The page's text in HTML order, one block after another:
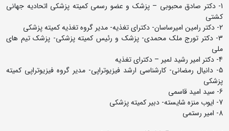
1- دکتر صادق محبوبی – پزشک و عضو رسمی کمیته پزشکی اتحادیه جهانی
کشتی
2- دکتر رامین امیرساسان- دکترای تغذیه- مدیر گروه تغذیه کمیته پزشکی
3- دکتر تورج ملک محمدی- پزشک و رئیس کمیته پزشکی- پزشک تیم های
ملی
4- دکتر امیر رشید لمیر – دکترای تغذیه
5- دانیال رمضانی- کارشناسی ارشد فیزیوتراپی- مدیر گروه فیزیوتراپی کمیته
پزشکی
6- سید امید قاسمی
7- ایوب منزه شایسته- دبیر کمیته پزشکی
8- امیر رستمی